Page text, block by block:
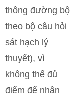
thông đường bộ
theo bộ câu hỏi
sát hạch lý
thuyết), vì
không thể đủ
điểm để nhận